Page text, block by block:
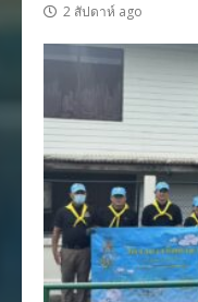
2 สัปดาห์ ago